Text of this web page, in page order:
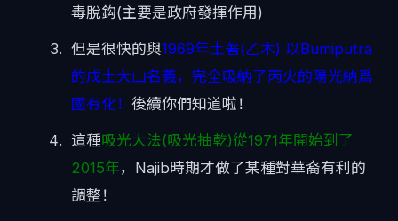
毒脫鈎(主要是政府發揮作用)
但是很快的與1969年土著(乙木) 以Bumiputra
的戊土大山名義，完全吸納了丙火的陽光納爲
國有化！後續你們知道啦！
這種吸光大法(吸光抽乾)從1971年開始到了
2015年，Najib時期才做了某種對華裔有利的
調整！